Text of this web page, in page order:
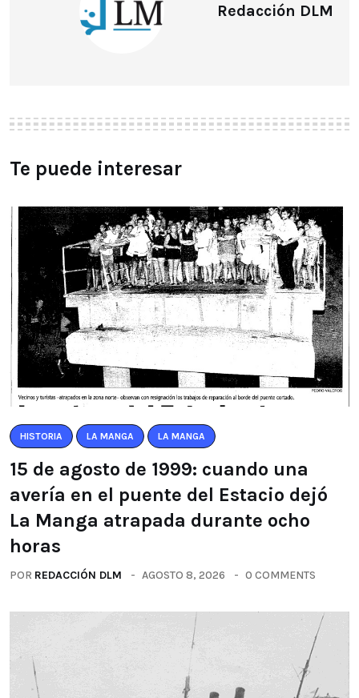
Redacción DLM
Te puede interesar
HISTORIA LA MANGA LA MANGA
15 de agosto de 1999: cuando una
avería en el puente del Estacio dejó
La Manga atrapada durante ocho
horas
POR REDACCIÓN DLM AGOSTO 8, 2026 0 COMMENTS